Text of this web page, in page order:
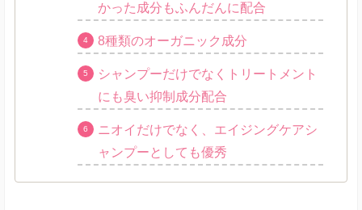
かった成分もふんだんに配合
8種類のオーガニック成分
シャンプーだけでなくトリートメント
にも臭い抑制成分配合
ニオイだけでなく、エイジングケアシ
ャンプーとしても優秀